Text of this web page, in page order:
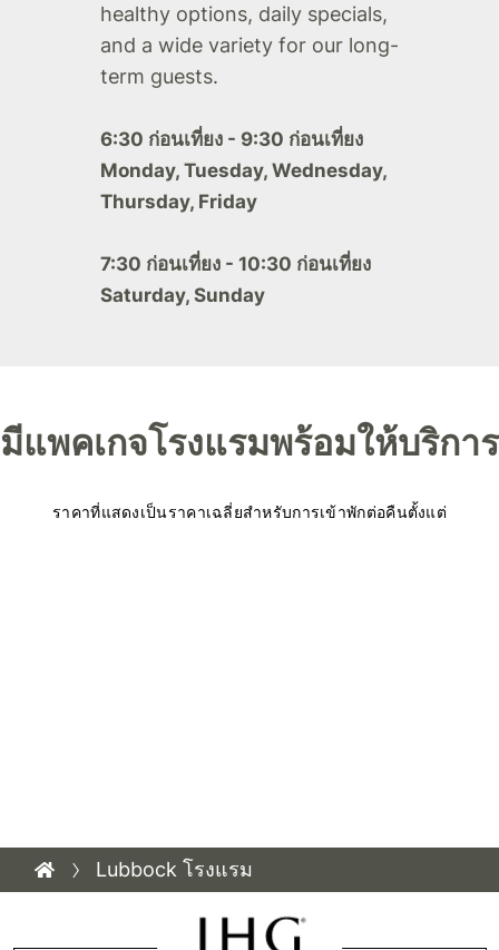
healthy options, daily specials,
and a wide variety for our long-
term guests.
6:30 ก่อนเที่ยง - 9:30 ก่อนเที่ยง
Monday, Tuesday, Wednesday,
Thursday, Friday
7:30 ก่อนเที่ยง - 10:30 ก่อนเที่ยง
Saturday, Sunday
มีแพคเกจโรงแรมพร้อมให้บริการ
ราคาที่แสดงเป็นราคาเฉลี่ยสำหรับการเข้าพักต่อคืนตั้งแต่
Lubbock โรงแรม